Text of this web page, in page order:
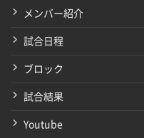
メンバー紹介
試合日程
ブロック
試合結果
Youtube